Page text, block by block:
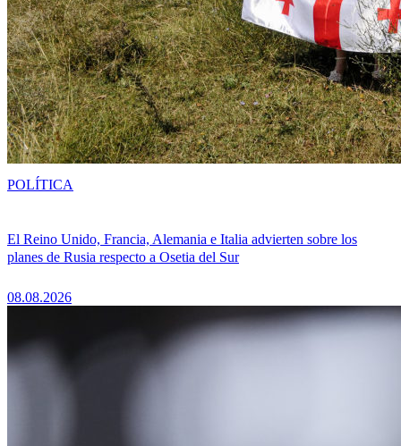
El Reino Unido, Francia, Alemania e Italia advierten sobre los
planes de Rusia respecto a Osetia del Sur
08.08.2026
POLÍTICA